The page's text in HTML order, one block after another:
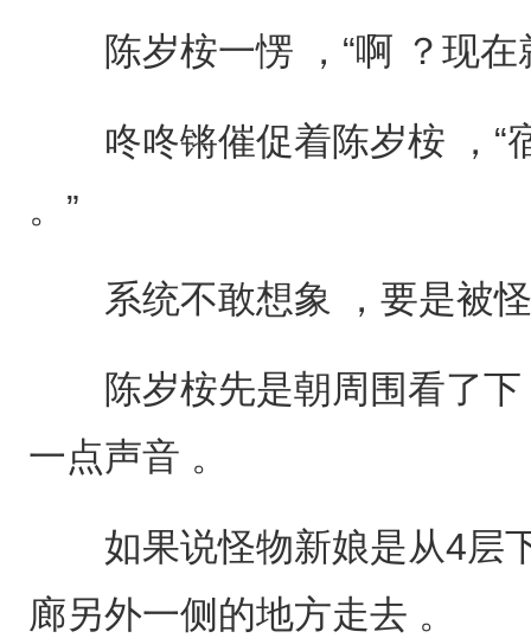
陈岁桉一愣 ，“啊 ？现在
咚咚锵催促着陈岁桉 ，“
。”
系统不敢想象 ，要是被怪
陈岁桉先是朝周围看了下
一点声音 。
如果说怪物新娘是从4层
廊另外一侧的地方走去 。